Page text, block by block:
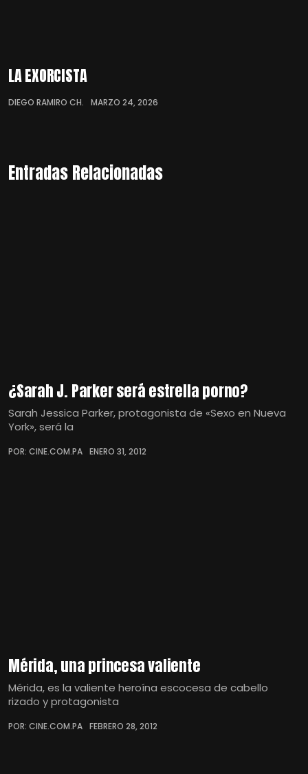
LA EXORCISTA
DIEGO RAMIRO CH. MARZO 24, 2026
Entradas Relacionadas
¿Sarah J. Parker será estrella porno?
Sarah Jessica Parker, protagonista de «Sexo en Nueva
York», será la
POR: CINE.COM.PA ENERO 31, 2012
Mérida, una princesa valiente
Mérida, es la valiente heroína escocesa de cabello
rizado y protagonista
POR: CINE.COM.PA FEBRERO 28, 2012